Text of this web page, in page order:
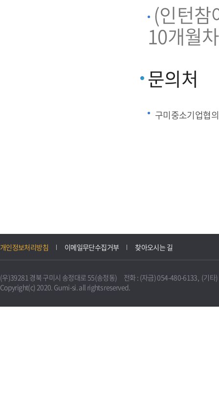
(인턴참
10개월
문의처
구미중소기업협
개인정보처리방침 이메일무단수집거부 찾아오시는 길
(우)39281 경북 구미시 송정대로 55(송정동) 전화 : (자금) 054-480-6133, (기타
Copyright(c) 2020. Gumi-si. all rights reserved.